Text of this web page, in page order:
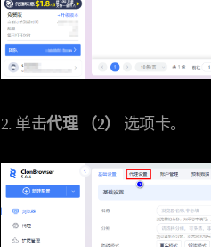
2. 单击代理 （2） 选项卡。